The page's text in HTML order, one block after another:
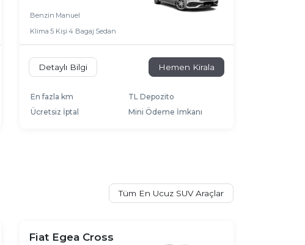
Benzin Manuel
Klima 5 Kişi 4 Bagaj Sedan
Detaylı Bilgi Hemen Kirala
En fazla km
TL Depozito
Ücretsiz İptal
Mini Ödeme İmkanı
Tüm En Ucuz SUV Araçlar
Fiat Egea Cross